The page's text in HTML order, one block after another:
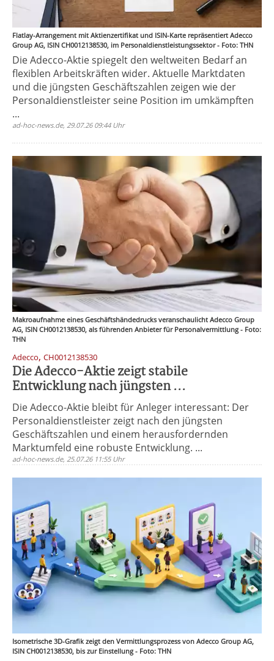
Flatlay-Arrangement mit Aktienzertifikat und ISIN-Karte repräsentiert Adecco
Group AG, ISIN CH0012138530, im Personaldienstleistungssektor - Foto: THN
Die Adecco-Aktie spiegelt den weltweiten Bedarf an
flexiblen Arbeitskräften wider. Aktuelle Marktdaten
und die jüngsten Geschäftszahlen zeigen wie der
Personaldienstleister seine Position im umkämpften
...
ad-hoc-news.de, 29.07.26 09:44 Uhr
Makroaufnahme eines Geschäftshändedrucks veranschaulicht Adecco Group
AG, ISIN CH0012138530, als führenden Anbieter für Personalvermittlung - Foto:
THN
Adecco, CH0012138530
Die Adecco-Aktie zeigt stabile
Entwicklung nach jüngsten ...
Die Adecco-Aktie bleibt für Anleger interessant: Der
Personaldienstleister zeigt nach den jüngsten
Geschäftszahlen und einem herausfordernden
Marktumfeld eine robuste Entwicklung. ...
ad-hoc-news.de, 25.07.26 11:55 Uhr
Isometrische 3D-Grafik zeigt den Vermittlungsprozess von Adecco Group AG,
ISIN CH0012138530, bis zur Einstellung - Foto: THN